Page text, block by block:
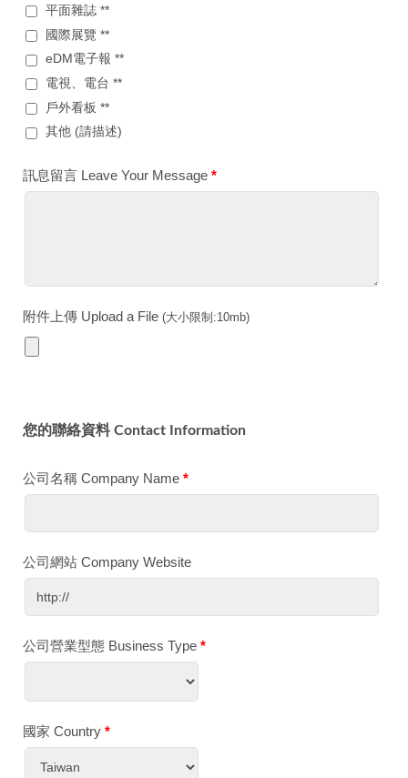
平面雜誌 **
國際展覽 **
eDM電子報 **
電視、電台 **
戶外看板 **
其他 (請描述)
訊息留言 Leave Your Message *
附件上傳 Upload a File (大小限制:10mb)
您的聯絡資料 Contact Information
公司名稱 Company Name *
公司網站 Company Website
公司營業型態 Business Type *
國家 Country *